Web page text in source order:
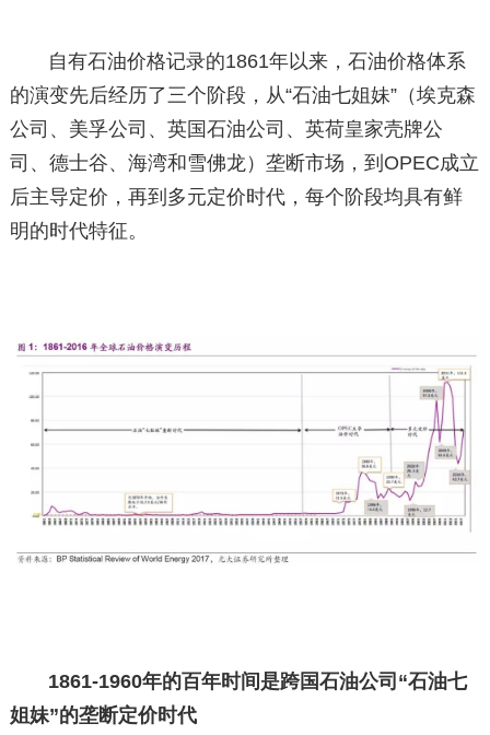
自有石油价格记录的1861年以来，石油价格体系
的演变先后经历了三个阶段，从“石油七姐妹”（埃克森
公司、美孚公司、英国石油公司、英荷皇家壳牌公
司、德士谷、海湾和雪佛龙）垄断市场，到OPEC成立
后主导定价，再到多元定价时代，每个阶段均具有鲜
明的时代特征。
1861-1960年的百年时间是跨国石油公司“石油七
姐妹”的垄断定价时代